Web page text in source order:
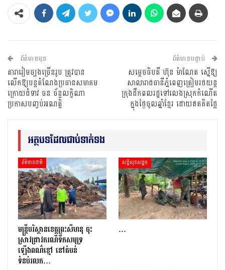
ព័ត៌មានមុន
តារារៀមច្បងច្រើនរូប ត្រូវបាន
លើកឱ្យបន្តតំណែងប្រធានសមាគម
ក្រោយជំទាវ ចន ច័ន្ទលក្ខិណា
ប្រកាសបញ្ចប់អណត្តិ
ព័ត៌មានបន្ទាប់
សម្ដេចធិបតី ហ៊ុន ម៉ាណែត ស្នើឱ្យ
សាលារាជធានីភ្នំពេញត្រៀមរថយន្ដ
ក្រុងដឹកពលរដ្ឋទៅលេងស្រុកកំណើត
ក្នុងថ្ងៃចូលឆ្នាំខ្មែរ ដោយឥតគិតថ្លៃ
អត្ថបទដែលជាប់ទាក់ទង
ព័ត៌មានជាតិ
មន្រ្តីបរិស្ថានខេត្តព្រះសីហនុ ចុះ
ស្រាវជ្រាវករណីទឹកសមុទ្រ
ឡើងពណ៌ខ្មៅ នៅតំបន់
ទំនប់រលក…
សន្តិសុខសង្គម
…